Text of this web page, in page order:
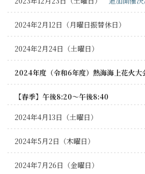
2024年2月12日（月曜日振替休日）
2024年2月24日（土曜日）
2024年度（令和6年度）熱海海上花火大
【春季】午後8:20～午後8:40
2024年4月13日（土曜日）
2024年5月2日（木曜日）
2024年7月26日（金曜日）